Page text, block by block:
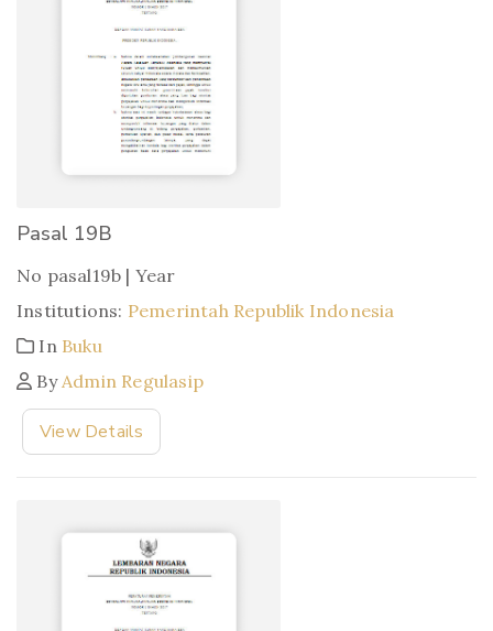
Pasal 19B
No pasal19b | Year
Institutions: Pemerintah Republik Indonesia
In Buku
ByAdmin Regulasip
View Details